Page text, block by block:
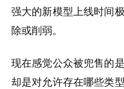
强大的新模型上线时间
除或削弱。
现在感觉公众被兜售的
却是对允许存在哪些类